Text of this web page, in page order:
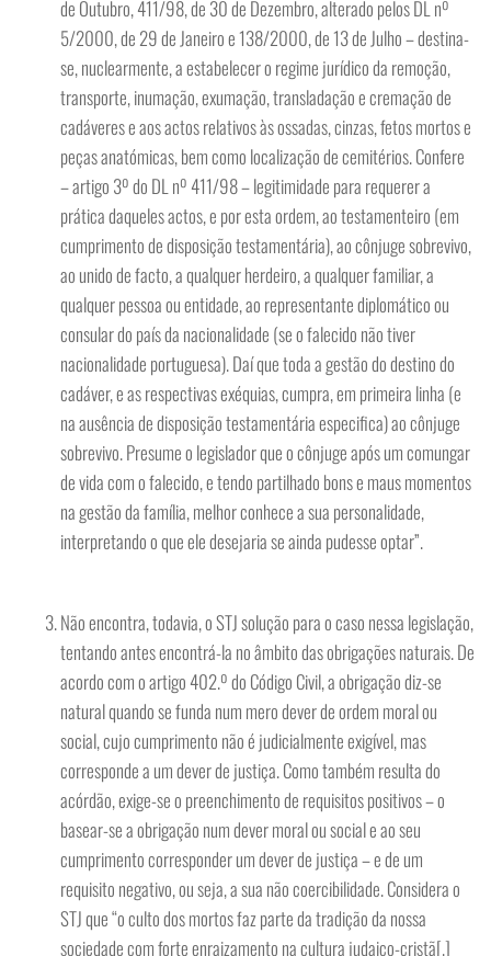
de Outubro, 411/98, de 30 de Dezembro, alterado pelos DL nº
5/2000, de 29 de Janeiro e 138/2000, de 13 de Julho – destina-
se, nuclearmente, a estabelecer o regime jurídico da remoção,
transporte, inumação, exumação, transladação e cremação de
cadáveres e aos actos relativos às ossadas, cinzas, fetos mortos e
peças anatómicas, bem como localização de cemitérios. Confere
– artigo 3º do DL nº 411/98 – legitimidade para requerer a
prática daqueles actos, e por esta ordem, ao testamenteiro (em
cumprimento de disposição testamentária), ao cônjuge sobrevivo,
ao unido de facto, a qualquer herdeiro, a qualquer familiar, a
qualquer pessoa ou entidade, ao representante diplomático ou
consular do país da nacionalidade (se o falecido não tiver
nacionalidade portuguesa). Daí que toda a gestão do destino do
cadáver, e as respectivas exéquias, cumpra, em primeira linha (e
na ausência de disposição testamentária especifica) ao cônjuge
sobrevivo. Presume o legislador que o cônjuge após um comungar
de vida com o falecido, e tendo partilhado bons e maus momentos
na gestão da família, melhor conhece a sua personalidade,
interpretando o que ele desejaria se ainda pudesse optar”.
Não encontra, todavia, o STJ solução para o caso nessa legislação,
tentando antes encontrá-la no âmbito das obrigações naturais. De
acordo com o artigo 402.º do Código Civil, a obrigação diz-se
natural quando se funda num mero dever de ordem moral ou
social, cujo cumprimento não é judicialmente exigível, mas
corresponde a um dever de justiça. Como também resulta do
acórdão, exige-se o preenchimento de requisitos positivos – o
basear-se a obrigação num dever moral ou social e ao seu
cumprimento corresponder um dever de justiça – e de um
requisito negativo, ou seja, a sua não coercibilidade. Considera o
STJ que “o culto dos mortos faz parte da tradição da nossa
sociedade com forte enraizamento na cultura judaico-cristã[.]